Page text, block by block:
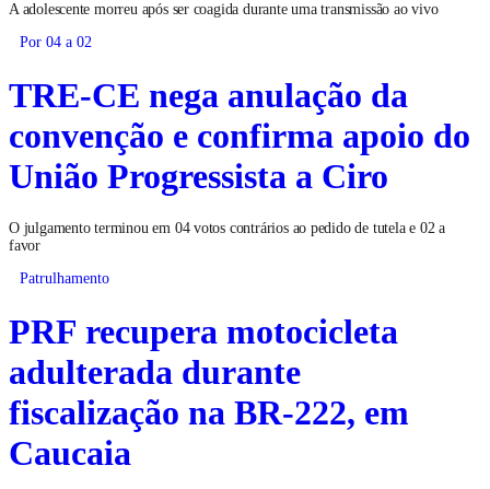
A adolescente morreu após ser coagida durante uma transmissão ao vivo
Por 04 a 02
TRE-CE nega anulação da
convenção e confirma apoio do
União Progressista a Ciro
O julgamento terminou em 04 votos contrários ao pedido de tutela e 02 a
favor
Patrulhamento
PRF recupera motocicleta
adulterada durante
fiscalização na BR-222, em
Caucaia